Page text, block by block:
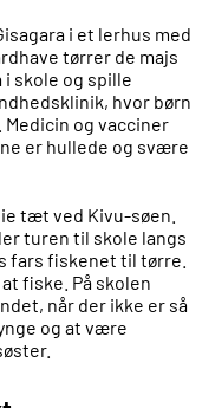
i et lerhus med
tørrer de majs
i skole og spille
hvor børn
og vacciner
er hullede og svære
tæt ved Kivu-søen.
turen til skole langs
fars fiskenet til tørre.
fiske. På skolen
når der ikke er så
og at være